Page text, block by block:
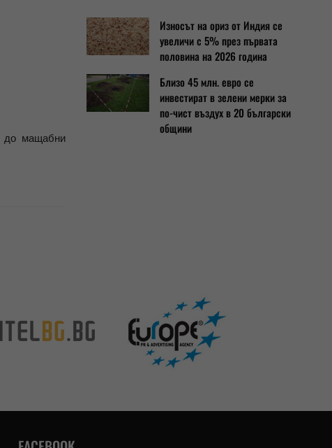
до мащабни
Износът на ориз от Индия се
увеличи с 5% през първата
половина на 2026 година
Близо 45 млн. евро се
инвестират в зелени мерки за
по-чист въздух в 20 български
общини